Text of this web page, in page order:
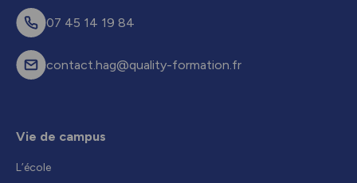
07 45 14 19 84
contact.hag@quality-formation.fr
Vie de campus
L’école